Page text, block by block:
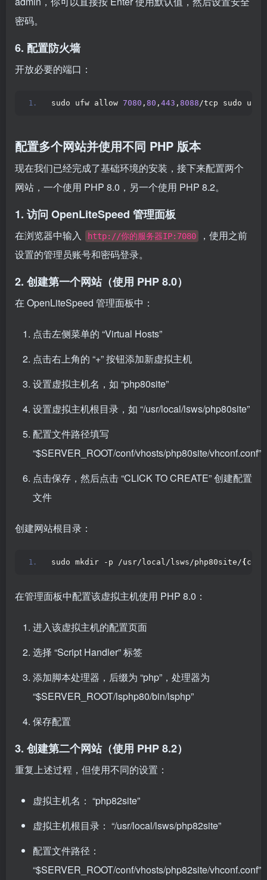
密码。
6. 配置防火墙
开放必要的端口：
sudo ufw allow 7080 , 80 , 443 , 8088/tcp sudo
配置多个网站并使用不同 PHP 版本
现在我们已经完成了基础环境的安装，接下来配置两个
网站，一个使用 PHP 8.0，另一个使用 PHP 8.2。
1. 访问 OpenLiteSpeed 管理面板
在浏览器中输入 http://你的服务器IP:7080
，使用之前
设置的管理员账号和密码登录。
2. 创建第一个网站（使用 PHP 8.0）
在 OpenLiteSpeed 管理面板中：
点击左侧菜单的 “Virtual Hosts”
点击右上角的 “+” 按钮添加新虚拟主机
设置虚拟主机名，如 “php80site”
设置虚拟主机根目录，如 “/usr/local/lsws/php80site”
配置文件路径填写
“$SERVER_ROOT/conf/vhosts/php80site/vhconf.conf”
点击保存，然后点击 “CLICK TO CREATE” 创建配置
文件
创建网站根目录：
sudo mkdir -p /usr/local/lsws/php80site/{
在管理面板中配置该虚拟主机使用 PHP 8.0：
进入该虚拟主机的配置页面
选择 “Script Handler” 标签
添加脚本处理器，后缀为 “php”，处理器为
“$SERVER_ROOT/lsphp80/bin/lsphp”
保存配置
3. 创建第二个网站（使用 PHP 8.2）
重复上述过程，但使用不同的设置：
虚拟主机名： “php82site”
虚拟主机根目录： “/usr/local/lsws/php82site”
配置文件路径：
“$SERVER_ROOT/conf/vhosts/php82site/vhconf.conf”